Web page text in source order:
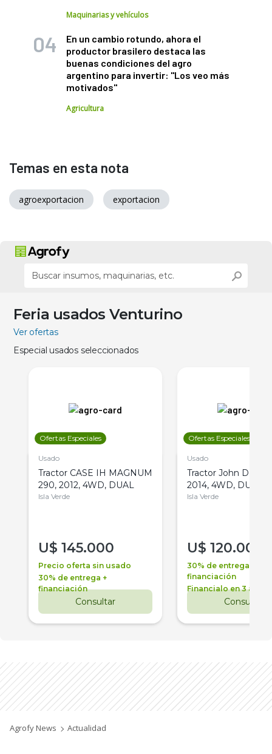
Maquinarias y vehículos
En un cambio rotundo, ahora el
productor brasilero destaca las
buenas condiciones del agro
argentino para invertir: "Los veo más
motivados"
Agricultura
Temas en esta nota
agroexportacion exportacion
Feria usados Venturino
Ver ofertas
Especial usados seleccionados
Ofertas Especiales
Usado
Tractor CASE IH MAGNUM
290, 2012, 4WD, DUAL
Isla Verde
U$ 145.000
Precio oferta sin usado
30% de entrega +
financiación
Consultar
Ofertas Especiales
Usado
Tractor John Deere
2014, 4WD, DUAL
Isla Verde
U$ 120.000
30% de entrega +
financiación
Financialo en 3 años
Consultar
Agrofy News Actualidad